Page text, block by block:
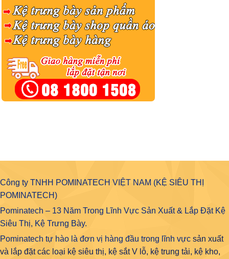
Công ty TNHH POMINATECH VIỆT NAM (KỆ SIÊU THỊ
POMINATECH)
Pominatech – 13 Năm Trong Lĩnh Vực Sản Xuất & Lắp Đặt Kệ
Siêu Thị, Kệ Trưng Bày.
Pominatech tự hào là đơn vị hàng đầu trong lĩnh vực sản xuất
và lắp đặt các loại kệ siêu thị, kệ sắt V lỗ, kệ trung tải, kệ kho,